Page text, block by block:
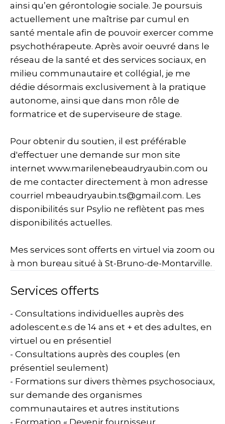
ainsi qu’en gérontologie sociale. Je poursuis
actuellement une maîtrise par cumul en
santé mentale afin de pouvoir exercer comme
psychothérapeute. Après avoir oeuvré dans le
réseau de la santé et des services sociaux, en
milieu communautaire et collégial, je me
dédie désormais exclusivement à la pratique
autonome, ainsi que dans mon rôle de
formatrice et de superviseure de stage.
Pour obtenir du soutien, il est préférable
d'effectuer une demande sur mon site
internet www.marilenebeaudryaubin.com ou
de me contacter directement à mon adresse
courriel mbeaudryaubin.ts@gmail.com. Les
disponibilités sur Psylio ne reflètent pas mes
disponibilités actuelles.
Mes services sont offerts en virtuel via zoom ou
à mon bureau situé à St-Bruno-de-Montarville.
Services offerts
- Consultations individuelles auprès des
adolescent.e.s de 14 ans et + et des adultes, en
virtuel ou en présentiel
- Consultations auprès des couples (en
présentiel seulement)
- Formations sur divers thèmes psychosociaux,
sur demande des organismes
communautaires et autres institutions
- Formation « Devenir fournisseur